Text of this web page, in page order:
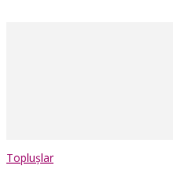
Toplușlar